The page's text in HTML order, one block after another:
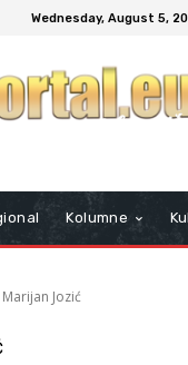
Wednesday, August 5,
Kolumne
Marijan Jozić